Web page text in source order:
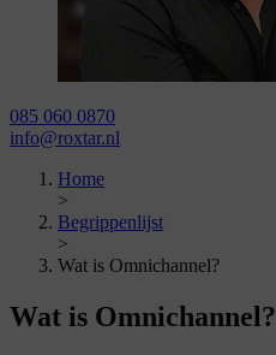
085 060 0870
info@roxtar.nl
Home
>
Begrippenlijst
>
Wat is Omnichannel?
Wat is Omnichannel?